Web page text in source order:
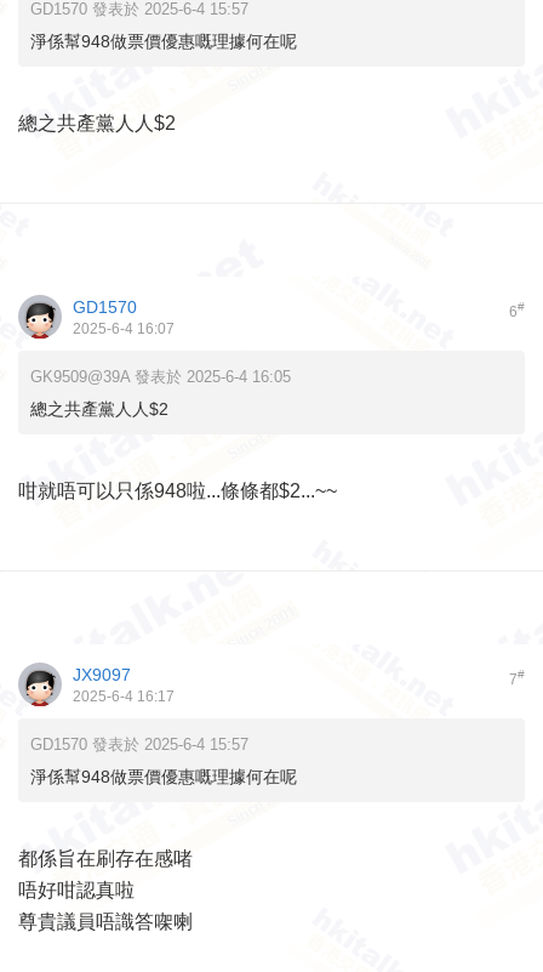
GD1570 發表於 2025-6-4 15:57
淨係幫948做票價優惠嘅理據何在呢
總之共產黨人人$2
6#
GD1570
2025-6-4 16:07
GK9509@39A 發表於 2025-6-4 16:05
總之共產黨人人$2
咁就唔可以只係948啦...條條都$2...~~
7#
JX9097
2025-6-4 16:17
GD1570 發表於 2025-6-4 15:57
淨係幫948做票價優惠嘅理據何在呢
都係旨在刷存在感啫
唔好咁認真啦
尊貴議員唔識答㗎喇